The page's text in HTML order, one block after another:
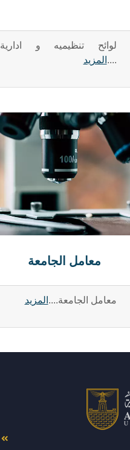
لوائح تنظيميه و ادارية
.... المزيد
معامل الجامعة
معامل الجامعة.... المزيد